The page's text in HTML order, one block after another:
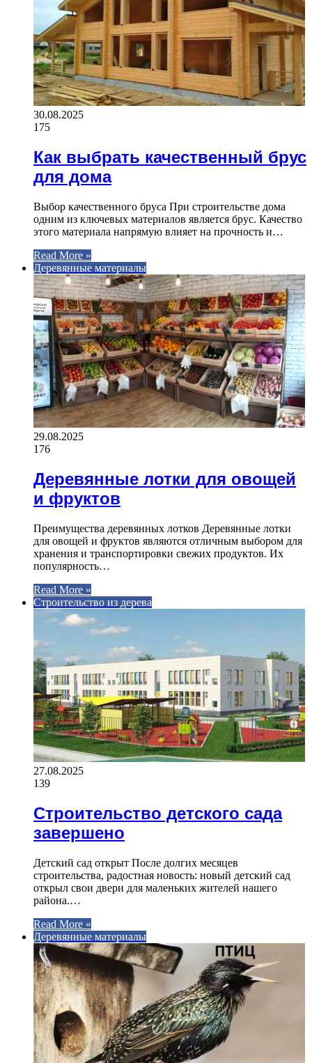
30.08.2025
175
Как выбрать качественный брус
для дома
Выбор качественного бруса При строительстве дома
одним из ключевых материалов является брус. Качество
этого материала напрямую влияет на прочность и…
Read More »
Деревянные материалы
29.08.2025
176
Деревянные лотки для овощей
и фруктов
Преимущества деревянных лотков Деревянные лотки
для овощей и фруктов являются отличным выбором для
хранения и транспортировки свежих продуктов. Их
популярность…
Read More »
Строительство из дерева
27.08.2025
139
Строительство детского сада
завершено
Детский сад открыт После долгих месяцев
строительства, радостная новость: новый детский сад
открыл свои двери для маленьких жителей нашего
района.…
Read More »
Деревянные материалы